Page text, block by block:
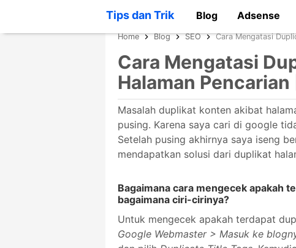
Tips dan Trik Blog Adsense
Home Blog SEO Cara Mengatasi
Cara Mengatasi
Halaman
Masalah duplikat konten akibat
pusing. Karena saya cari di google
Setelah pusing akhirnya saya iseng
mendapatkan solusi dari duplikat
Bagaimana cara mengecek apakah
bagaimana ciri-cirinya?
Untuk mengecek apakah terdapat
Google Webmaster > Masuk ke